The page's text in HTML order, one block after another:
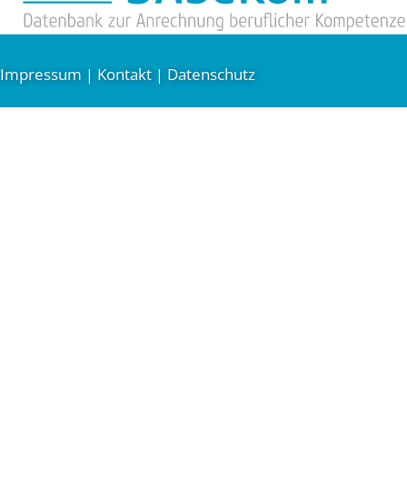
Impressum | Kontakt | Datenschutz